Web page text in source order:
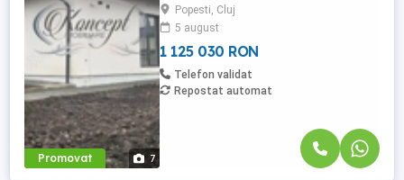
Promovat 7
nivel si dispune de o terasa si 2 locuri de
parcare. Compartimentata in: living open
space cu bucatarie ...
Popesti, Cluj
5 august
1 125 030 RON
Telefon validat
Repostat automat